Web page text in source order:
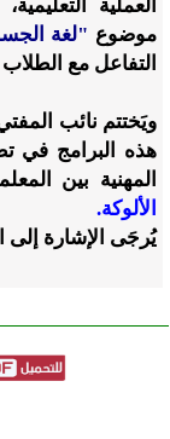
العملية
موضوع "لغة
التفاعل مع الطلاب
ويَختتم نائب
هذه البرامج في
المهنية بين
الألوكة.
يُرجَى الإشارة إلى